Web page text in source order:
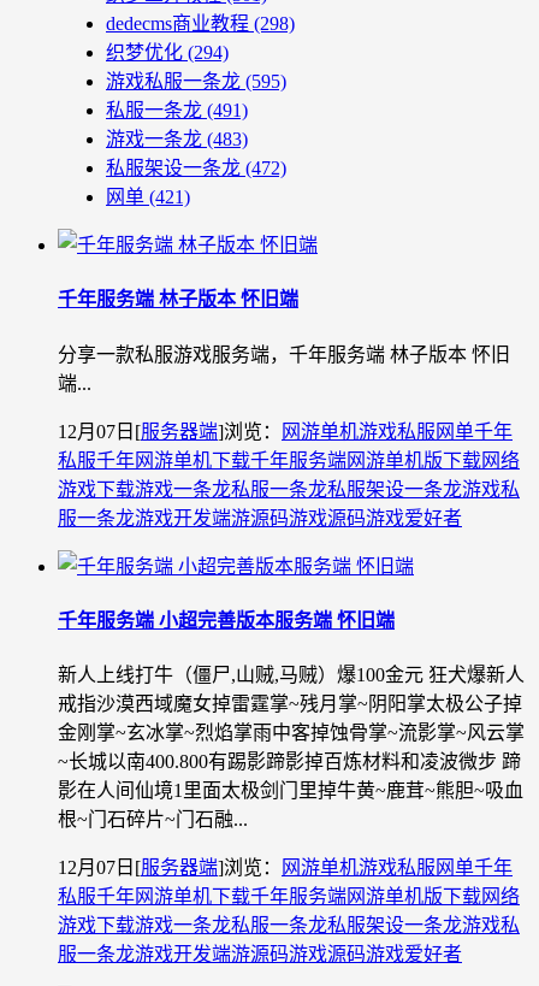
dedecms商业教程 (298)
织梦优化 (294)
游戏私服一条龙 (595)
私服一条龙 (491)
游戏一条龙 (483)
私服架设一条龙 (472)
网单 (421)
千年服务端 林子版本 怀旧端
分享一款私服游戏服务端，千年服务端 林子版本 怀旧
端...
12月07日 [服务器端]浏览： 网游单机游戏私服 网单千年
私服千年网游单机下载千年服务端网游单机版下载网络
游戏下载游戏一条龙私服一条龙私服架设一条龙游戏私
服一条龙游戏开发端游源码游戏源码游戏爱好者
千年服务端 小超完善版本服务端 怀旧端
新人上线打牛（僵尸,山贼,马贼）爆100金元 狂犬爆新人
戒指沙漠西域魔女掉雷霆掌~残月掌~阴阳掌太极公子掉
金刚掌~玄冰掌~烈焰掌雨中客掉蚀骨掌~流影掌~风云掌
~长城以南400.800有踢影蹄影掉百炼材料和凌波微步 蹄
影在人间仙境1里面太极剑门里掉牛黄~鹿茸~熊胆~吸血
根~门石碎片~门石融...
12月07日 [服务器端]浏览： 网游单机游戏私服 网单千年
私服千年网游单机下载千年服务端网游单机版下载网络
游戏下载游戏一条龙私服一条龙私服架设一条龙游戏私
服一条龙游戏开发端游源码游戏源码游戏爱好者